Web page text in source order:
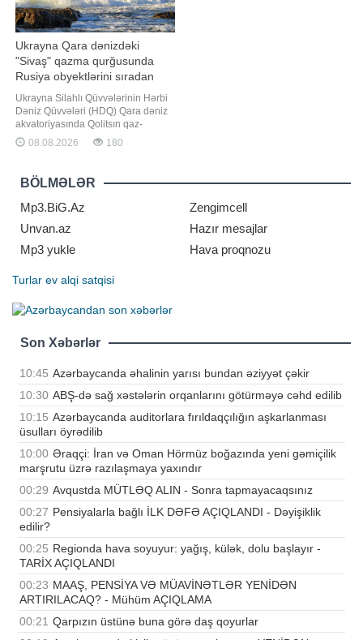
Ukrayna Qara dənizdəki
"Sivaş" qazma qurğusunda
Rusiya obyektlərini sıradan
çıxarıb
Ukrayna Silahlı Qüvvələrinin Hərbi
Dəniz Qüvvələri (HDQ) Qara dəniz
akvatoriyasında Qolitsın qaz-
kondensat yatağında yerləşən
"Sivaş" qazma qurğusunda
edildiyini bəyan edib. "Report"
Ukrayna Silahlı Qüvvələri HDQ-nin
teleqram kanalına istinadən xəbə
08.08.2026 180
BÖLMƏLƏR
Mp3.BiG.Az
Zengimcell
Unvan.az
Hazır mesajlar
Mp3 yukle
Hava proqnozu
Turlar ev alqi satqisi
Son Xəbərlər
10:45 Azərbaycanda əhalinin yarısı bundan əziyyət çəkir
10:30 ABŞ-də sağ xəstələrin orqanlarını götürməyə cəhd edilib
10:15 Azərbaycanda auditorlara fırıldaqçılığın aşkarlanması
üsulları öyrədilib
10:00 Əraqçi: İran və Oman Hörmüz boğazında yeni gəmiçilik
marşrutu üzrə razılaşmaya yaxındır
00:29 Avqustda MÜTLƏQ ALIN - Sonra tapmayacaqsınız
00:27 Pensiyalarla bağlı İLK DƏFƏ AÇIQLANDI - Dəyişiklik
edilir?
00:25 Regionda hava soyuyur: yağış, külək, dolu başlayır -
TARİX AÇIQLANDI
00:23 MAAŞ, PENSİYA VƏ MÜAVİNƏTLƏR YENİDƏN
ARTIRILACAQ? - Mühüm AÇIQLAMA
00:21 Qarpızın üstünə buna görə daş qoyurlar